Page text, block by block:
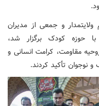
و جمعی از مدیران
حوزه کودک برگزار شد،
مقاومت، کرامت انسانی و
تأکید کردند.